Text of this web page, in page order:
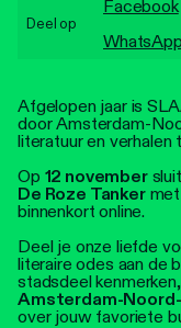
Afgelopen jaar is
door Amsterdam-
literatuur en verhalen
Op 12 november
De Roze Tankermet
binnenkort online.
Deel je onze liefde
literaire odes aan de
stadsdeel
Amsterdam-
over jouw favoriete
Deel op
Facebook
WhatsApp